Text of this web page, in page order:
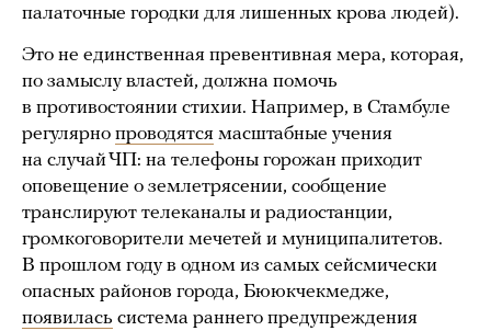
палаточные городки для лишенных крова людей).
Это не единственная превентивная мера, которая,
по замыслу властей, должна помочь
в противостоянии стихии. Например, в Стамбуле
регулярно проводятся масштабные учения
на случай ЧП: на телефоны горожан приходит
оповещение о землетрясении, сообщение
транслируют телеканалы и радиостанции,
громкоговорители мечетей и муниципалитетов.
В прошлом году в одном из самых сейсмически
опасных районов города, Бююкчекмедже,
появилась система раннего предупреждения